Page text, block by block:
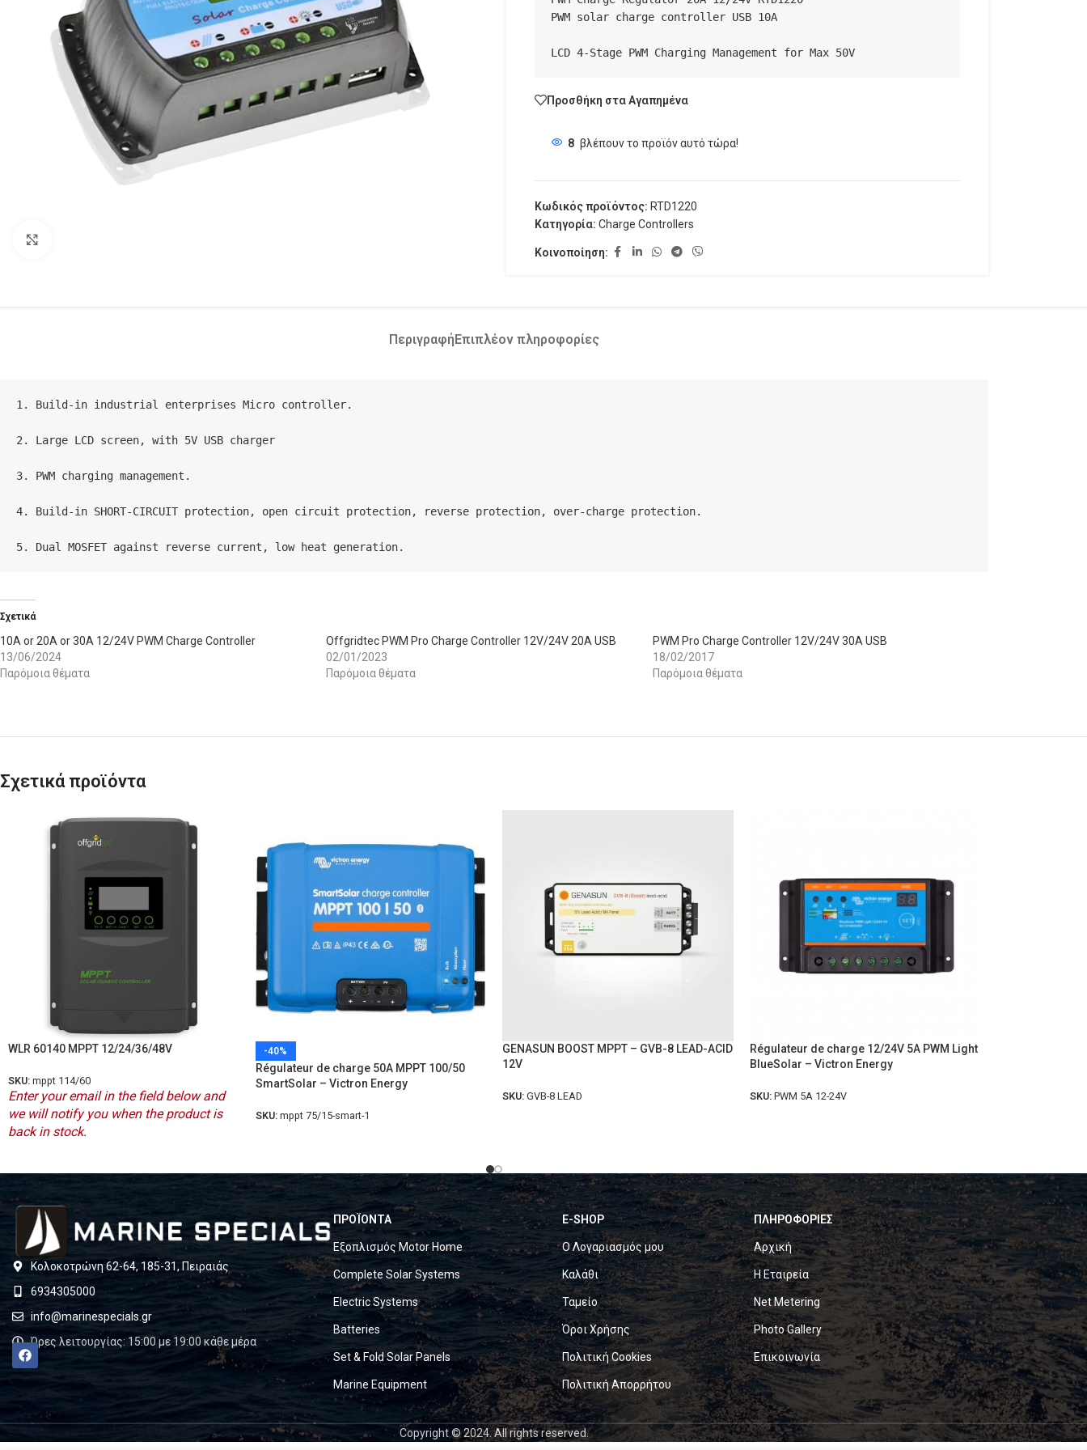
PWM solar charge controller USB 10A
LCD 4-Stage PWM Charging Management for Max 50V
Προσθήκη στα Αγαπημένα
8 βλέπουν το προϊόν αυτό τώρα!
Κωδικός προϊόντος: RTD1220
Κατηγορία: Charge Controllers
Κοινοποίηση:
ΠεριγραφήΕπιπλέον πληροφορίες
1. Build-in industrial enterprises Micro controller.
2. Large LCD screen, with 5V USB charger
3. PWM charging management.
4. Build-in SHORT-CIRCUIT protection, open circuit protection, reverse protection, over-charge protection.
5. Dual MOSFET against reverse current, low heat generation.
Σχετικά
10A or 20A or 30A 12/24V PWM Charge Controller
13/06/2024
Παρόμοια θέματα
Offgridtec PWM Pro Charge Controller 12V/24V 20A USB
02/01/2023
Παρόμοια θέματα
PWM Pro Charge Controller 12V/24V 30A USB
18/02/2017
Παρόμοια θέματα
Σχετικά προϊόντα
WLR 60140 MPPT 12/24/36/48V
SKU: mppt 114/60
Enter your email in the field below and
we will notify you when the product is
back in stock.
-40%
Régulateur de charge 50A MPPT 100/50
SmartSolar – Victron Energy
SKU: mppt 75/15-smart-1
GENASUN BOOST MPPT – GVB-8 LEAD-ACID
12V
SKU: GVB-8 LEAD
Régulateur de charge 12/24V 5A PWM Light
BlueSolar – Victron Energy
SKU: PWM 5A 12-24V
Κολοκοτρώνη 62-64, 185-31, Πειραιάς
6934305000
info@marinespecials.gr
Ώρες λειτουργίας: 15:00 με 19:00 κάθε μέρα
ΠΡΟΪΟΝΤΑ
Εξοπλισμός Motor Home
Complete Solar Systems
Electric Systems
Batteries
Set & Fold Solar Panels
Marine Equipment
E-SHOP
Ο Λογαριασμός μου
Καλάθι
Ταμείο
Όροι Χρήσης
Πολιτική Cookies
Πολιτική Απορρήτου
ΠΛΗΡΟΦΟΡΙΕΣ
Αρχική
Η Εταιρεία
Net Metering
Photo Gallery
Επικοινωνία
Copyright © 2024. All rights reserved.